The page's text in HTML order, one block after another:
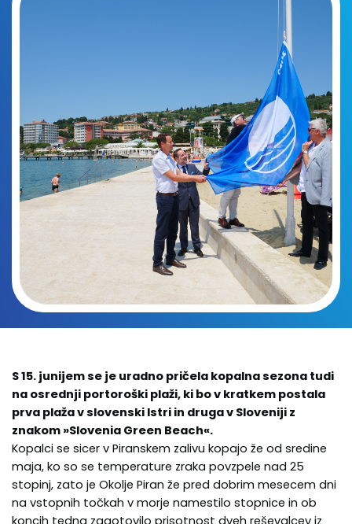
S 15. junijem se je uradno pričela kopalna sezona tudi
na osrednji portoroški plaži, ki bo v kratkem postala
prva plaža v slovenski Istri in druga v Sloveniji z
znakom »Slovenia Green Beach«.
Kopalci se sicer v Piranskem zalivu kopajo že od sredine
maja, ko so se temperature zraka povzpele nad 25
stopinj, zato je Okolje Piran že pred dobrim mesecem dni
na vstopnih točkah v morje namestilo stopnice in ob
koncih tedna zagotovilo prisotnost dveh reševalcev iz